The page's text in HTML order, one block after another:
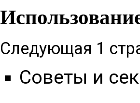
Следующая 1
Советы и